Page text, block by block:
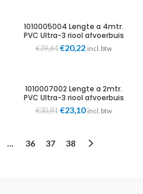
1010005004 Lengte a 4mtr.
PVC Ultra-3 riool afvoerbuis
grijs 50mm wd=3mm KOMO
Wavin
€39,64 Oorspronkelijke
€20,22Huidige
incl. btw
1010007002 Lengte a 2mtr.
PVC Ultra-3 riool afvoerbuis
grijs 75mm wd=3mm KOMO
Wavin
€30,81 Oorspronkelijke
€30,81.
€23,10Huidige
€23,10.
incl. btw
… 36 37 38